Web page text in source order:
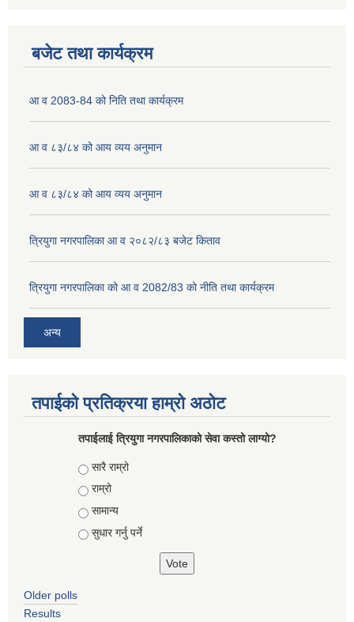
बजेट तथा कार्यक्रम
आ व 2083-84 को निति तथा कार्यक्रम
आ व ८३/८४ को आय व्यय अनुमान
आ व ८३/८४ को आय व्यय अनुमान
त्रियुगा नगरपालिका आ व २०८२/८३ बजेट किताव
त्रियुगा नगरपालिका को आ व 2082/83 को नीति तथा कार्यक्रम
अन्य
तपाईको प्रतिक्रया हाम्रो अठोट
तपाईलाई त्रियुगा नगरपालिकाको सेवा कस्तो लाग्यो?
Choices
सारै राम्रो
राम्रो
सामान्य
सुधार गर्नु पर्ने
Older polls
Results